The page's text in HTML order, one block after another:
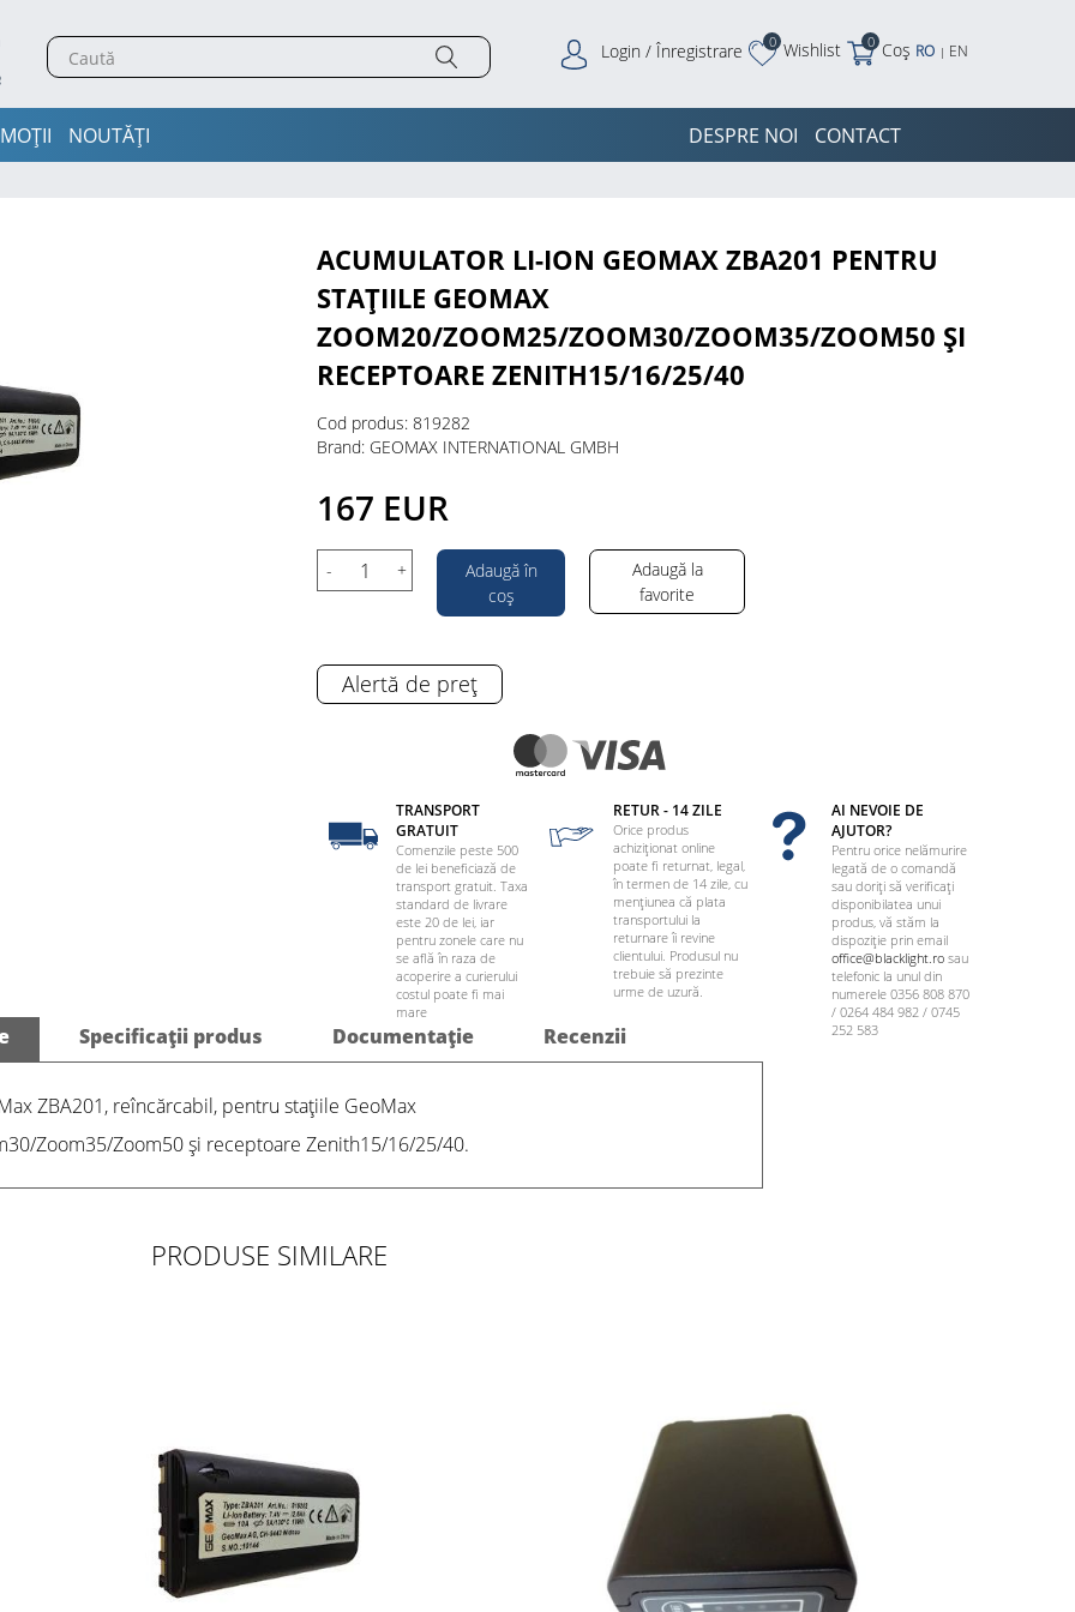
RO | EN
Coș
0
Wishlist
0
Login / Înregistrare
NOUTĂȚI DESPRE NOI
CONTACT
ACUMULATOR LI-ION GEOMAX ZBA201 PENTRU
STAȚIILE GEOMAX
ZOOM20/ZOOM25/ZOOM30/ZOOM35/ZOOM50 ȘI
RECEPTOARE ZENITH15/16/25/40
Cod produs: 819282
Brand: GEOMAX INTERNATIONAL GMBH
167 EUR
- +
Adaugă în
coș
Adaugă la
favorite
Alertă de preț
TRANSPORT
GRATUIT
Comenzile peste 500
de lei beneficiază de
transport gratuit. Taxa
standard de livrare
este 20 de lei, iar
pentru zonele care nu
se află în raza de
acoperire a curierului
costul poate fi mai
mare
RETUR - 14 ZILE
Orice produs
achiziționat online
poate fi returnat, legal,
în termen de 14 zile, cu
mențiunea că plata
transportului la
returnare îi revine
clientului. Produsul nu
trebuie să prezinte
urme de uzură.
AI NEVOIE DE
AJUTOR?
Pentru orice nelămurire
legată de o comandă
sau doriți să verificați
disponibilatea unui
produs, vă stăm la
dispoziție prin email
office@blacklight.rosau
telefonic la unul din
numerele 0356 808 870
/ 0264 484 982 / 0745
252 583
Specificații produs Documentație Recenzii
ZBA201, reîncărcabil, pentru stațiile GeoMax
Zoom35/Zoom50 și receptoare Zenith15/16/25/40.
PRODUSE SIMILARE